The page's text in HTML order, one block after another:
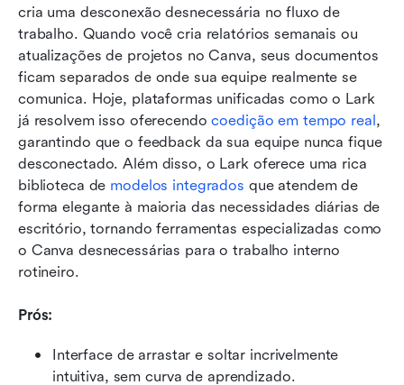
cria uma desconexão desnecessária no fluxo de
trabalho. Quando você cria relatórios semanais ou
atualizações de projetos no Canva, seus documentos
ficam separados de onde sua equipe realmente se
comunica. Hoje, plataformas unificadas como o Lark
já resolvem isso oferecendo coedição em tempo real,
garantindo que o feedback da sua equipe nunca fique
desconectado. Além disso, o Lark oferece uma rica
biblioteca de modelos integrados que atendem de
forma elegante à maioria das necessidades diárias de
escritório, tornando ferramentas especializadas como
o Canva desnecessárias para o trabalho interno
rotineiro.
Prós:
Interface de arrastar e soltar incrivelmente
intuitiva, sem curva de aprendizado.